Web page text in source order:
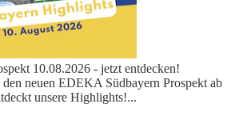
10.08.2026 - jetzt entdecken!
neuen EDEKA Südbayern Prospekt ab
unsere Highlights!...